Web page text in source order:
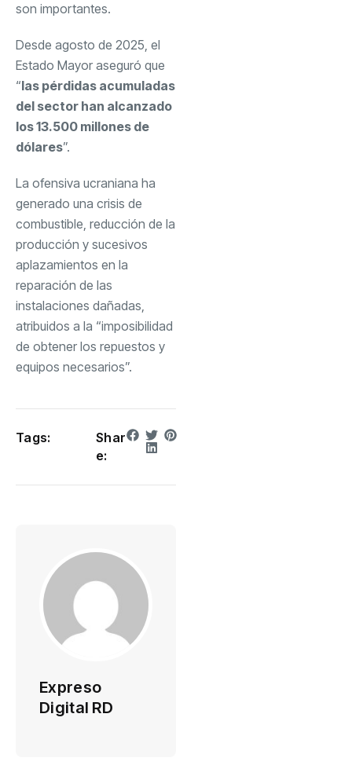
son importantes.
Desde agosto de 2025, el
Estado Mayor aseguró que
“las pérdidas acumuladas
del sector han alcanzado
los 13.500 millones de
dólares”.
La ofensiva ucraniana ha
generado una crisis de
combustible, reducción de la
producción y sucesivos
aplazamientos en la
reparación de las
instalaciones dañadas,
atribuidos a la “imposibilidad
de obtener los repuestos y
equipos necesarios”.
Tags:
Shar
e:
Expreso
Digital RD